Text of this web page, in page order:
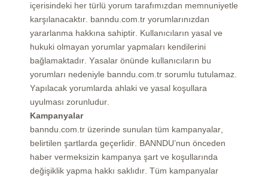
içerisindeki her türlü yorum tarafımızdan memnuniyetle
karşılanacaktır. banndu.com.tr yorumlarınızdan
yararlanma hakkına sahiptir. Kullanıcıların yasal ve
hukuki olmayan yorumlar yapmaları kendilerini
bağlamaktadır. Yasalar önünde kullanıcıların bu
yorumları nedeniyle banndu.com.tr sorumlu tutulamaz.
Yapılacak yorumlarda ahlaki ve yasal koşullara
uyulması zorunludur.
Kampanyalar
banndu.com.tr üzerinde sunulan tüm kampanyalar,
belirtilen şartlarda geçerlidir. BANNDU’nun önceden
haber vermeksizin kampanya şart ve koşullarında
değişiklik yapma hakkı saklıdır. Tüm kampanyalar